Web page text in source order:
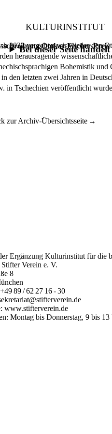
KULTURINSTITUT
Bei dieser Seite
Otokar-Fischer-Preis
2022 vergeben wir wieder den
herausragende
Bohemistik und
den letzten zwei Jahren in
in Tschechien veröffentlicht
zur Archiv-Übersichtsseite
Verein e. V.
8
+49 89 / 62 27 16 - 30
www.stifterverein.de
Montag bis Donnerstag, 9 bis 13